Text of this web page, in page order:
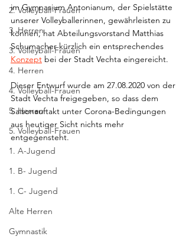
2. Volleyball-Frauen
3. Herren
3. Volleyball-Frauen
4. Herren
4. Volleyball-Frauen
5. Herren
5. Volleyball-Frauen
1. A-Jugend
1. B- Jugend
1. C- Jugend
Alte Herren
Gymnastik
im Gymnasium Antonianum, der Spielstätte
unserer Volleyballerinnen, gewährleisten zu
können, hat Abteilungsvorstand Matthias
Schumacher kürzlich ein entsprechendes
Konzept bei der Stadt Vechta eingereicht.
Dieser Entwurf wurde am 27.08.2020 von der
Stadt Vechta freigegeben, so dass dem
Saisonauftakt unter Corona-Bedingungen
aus heutiger Sicht nichts mehr
entgegensteht.